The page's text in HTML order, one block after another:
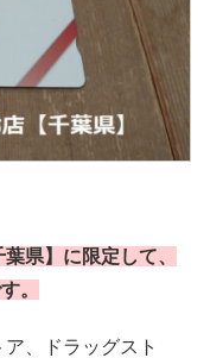
県】に限定して、
。
、ドラッグスト